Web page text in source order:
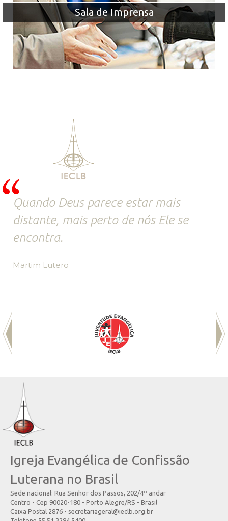
Sala de Imprensa
Quando Deus parece estar mais
distante, mais perto de nós Ele se
encontra.
Martim Lutero
Igreja Evangélica de Confissão
Luterana no Brasil
Sede nacional: Rua Senhor dos Passos, 202/4º andar
Centro - Cep 90020-180 - Porto Alegre/RS - Brasil
Caixa Postal 2876 - secretariageral@ieclb.org.br